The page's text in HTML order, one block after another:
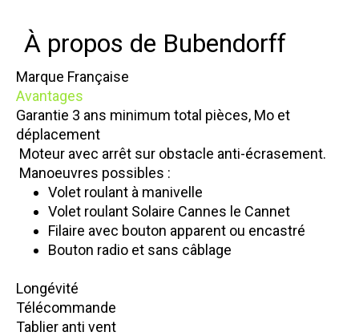
À propos de Bubendorff
Marque Française
Avantages
Garantie 3 ans minimum total pièces, Mo et
déplacement
Moteur avec arrêt sur obstacle anti-écrasement.
Manoeuvres possibles :
Volet roulant à manivelle
Volet roulant Solaire Cannes le Cannet
Filaire avec bouton apparent ou encastré
Bouton radio et sans câblage
Longévité
Télécommande
Tablier anti vent